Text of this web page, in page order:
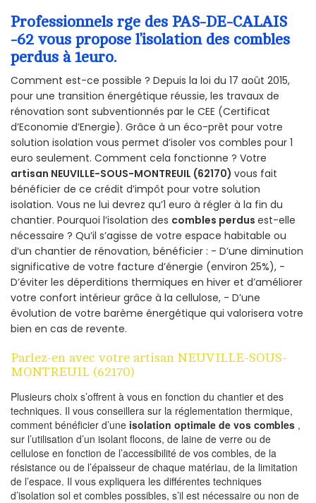
Professionnels rge des PAS-DE-CALAIS
-62 vous propose l’isolation des combles
perdus à 1euro.
Comment est-ce possible ? Depuis la loi du 17 août 2015,
pour une transition énergétique réussie, les travaux de
rénovation sont subventionnés par le CEE (Certificat
d’Economie d’Energie). Grâce à un éco-prêt pour votre
solution isolation vous permet d’isoler vos combles pour 1
euro seulement. Comment cela fonctionne ? Votre
artisan NEUVILLE-SOUS-MONTREUIL (62170) vous fait
bénéficier de ce crédit d’impôt pour votre solution
isolation. Vous ne lui devrez qu’1 euro à régler à la fin du
chantier. Pourquoi l’isolation des combles perdus est-elle
nécessaire ? Qu’il s’agisse de votre espace habitable ou
d’un chantier de rénovation, bénéficier : - D’une diminution
significative de votre facture d’énergie (environ 25%), -
D’éviter les déperditions thermiques en hiver et d’améliorer
votre confort intérieur grâce à la cellulose, - D’une
évolution de votre barème énergétique qui valorisera votre
bien en cas de revente.
Parlez-en avec votre artisan NEUVILLE-SOUS-
MONTREUIL (62170)
Plusieurs choix s’offrent à vous en fonction du chantier et des
techniques. Il vous conseillera sur la réglementation thermique,
comment bénéficier d’une isolation optimale de vos combles ,
sur l’utilisation d’un isolant flocons, de laine de verre ou de
cellulose en fonction de l’accessibilité de vos combles, de la
résistance ou de l’épaisseur de chaque matériau, de la limitation
de l’espace. Il vous expliquera les différentes techniques
d’isolation sol et combles possibles, s’il est nécessaire ou non de